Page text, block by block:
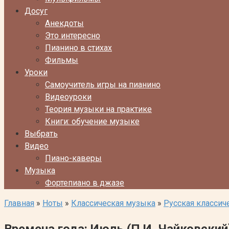
Досуг
Анекдоты
Это интересно
Пианино в стихах
Фильмы
Уроки
Самоучитель игры на пианино
Видеоуроки
Теория музыки на практике
Книги: обучение музыке
Выбрать
Видео
Пиано-каверы
Музыка
Фортепиано в джазе
Главная » Ноты » Классическая музыка » Русская